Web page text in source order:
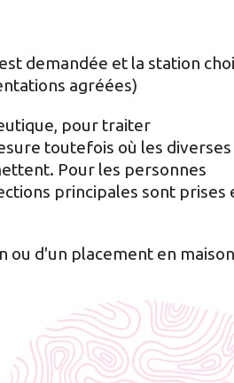
demandée et la station
agréées)
pour traiter
toutefois où les diverses
Pour les personnes
principales sont prises
ou d'un placement en maison